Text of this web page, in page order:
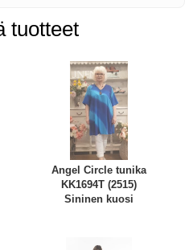
tuotteet
Angel Circle tunika
KK1694T (2515)
Sininen kuosi